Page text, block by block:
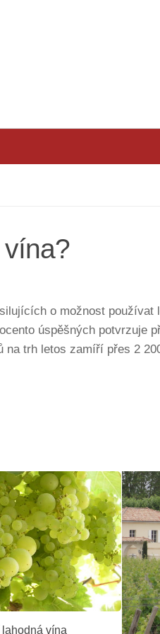
o možnost
úspěšných potvrzuje
trh letos zamíří přes 2
vína